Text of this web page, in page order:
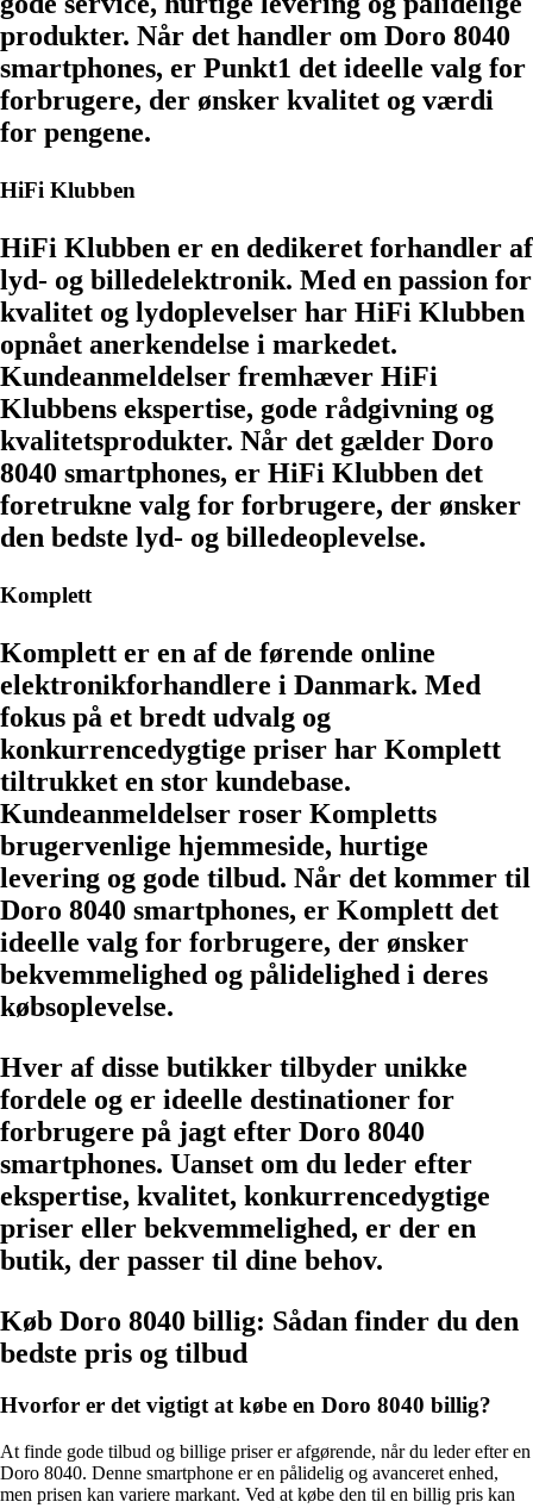
produkter. Når det handler om Doro 8040
smartphones, er Punkt1 det ideelle valg for
forbrugere, der ønsker kvalitet og værdi
for pengene.
HiFi Klubben
HiFi Klubben er en dedikeret forhandler af
lyd- og billedelektronik. Med en passion for
kvalitet og lydoplevelser har HiFi Klubben
opnået anerkendelse i markedet.
Kundeanmeldelser fremhæver HiFi
Klubbens ekspertise, gode rådgivning og
kvalitetsprodukter. Når det gælder Doro
8040 smartphones, er HiFi Klubben det
foretrukne valg for forbrugere, der ønsker
den bedste lyd- og billedeoplevelse.
Komplett
Komplett er en af de førende online
elektronikforhandlere i Danmark. Med
fokus på et bredt udvalg og
konkurrencedygtige priser har Komplett
tiltrukket en stor kundebase.
Kundeanmeldelser roser Kompletts
brugervenlige hjemmeside, hurtige
levering og gode tilbud. Når det kommer til
Doro 8040 smartphones, er Komplett det
ideelle valg for forbrugere, der ønsker
bekvemmelighed og pålidelighed i deres
købsoplevelse.
Hver af disse butikker tilbyder unikke
fordele og er ideelle destinationer for
forbrugere på jagt efter Doro 8040
smartphones. Uanset om du leder efter
ekspertise, kvalitet, konkurrencedygtige
priser eller bekvemmelighed, er der en
butik, der passer til dine behov.
Køb Doro 8040 billig: Sådan finder du den
bedste pris og tilbud
Hvorfor er det vigtigt at købe en Doro 8040 billig?
At finde gode tilbud og billige priser er afgørende, når du leder efter en
Doro 8040. Denne smartphone er en pålidelig og avanceret enhed,
men prisen kan variere markant. Ved at købe den til en billig pris kan